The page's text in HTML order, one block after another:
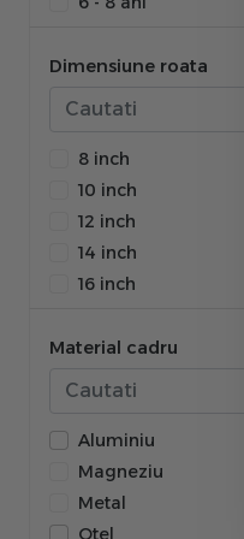
Negru/Portocaliu
Portocaliu
Portocaliu/Negru
Portocaliu/Turcoaz
Rosu
Rosu/Alb
Rosu/Negru
Roz/Albastru
Turcoaz
Verde
Verde/Alb
Verde/Negru
Verde/Portocaliu
10 - 12 ani
Dimensiune roata
8 inch
10 inch
12 inch
14 inch
16 inch
20 inch
24 inch
Material cadru
Aluminiu
Magneziu
Metal
Otel